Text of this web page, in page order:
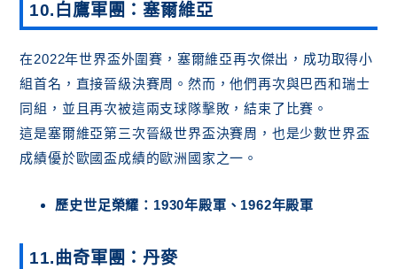
10.白鷹軍團：塞爾維亞
在2022年世界盃外圍賽，塞爾維亞再次傑出，成功取得小
組首名，直接晉級決賽周。然而，他們再次與巴西和瑞士
同組，並且再次被這兩支球隊擊敗，結束了比賽。
這是塞爾維亞第三次晉級世界盃決賽周，也是少數世界盃
成績優於歐國盃成績的歐洲國家之一。
歷史世足榮耀：1930年殿軍、1962年殿軍
11.曲奇軍團：丹麥